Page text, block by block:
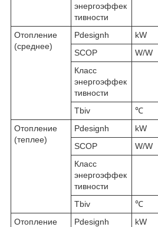
энергоэффек
тивности
Отопление
(среднее)
Pdesignh kW
SCOP
W/W
Класс
энергоэффек
тивности
Tbiv ℃
Отопление
(теплее)
Pdesignh kW
SCOP
W/W
Класс
энергоэффек
тивности
Tbiv ℃
Отопление
Pdesignh kW